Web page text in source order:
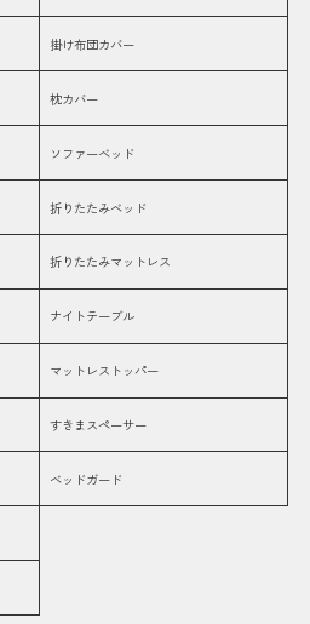
掛け布団カバー
枕カバー
ソファーベッド
折りたたみベッド
折りたたみマットレス
ナイトテーブル
マットレストッパー
すきまスペーサー
ベッドガード